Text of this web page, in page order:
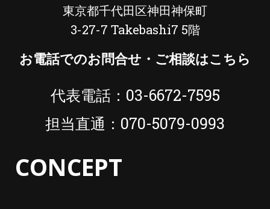
東京都千代田区神田神保町
3-27-7 Takebashi7 5階
お電話でのお問合せ・ご相談はこちら
代表電話：03-6672-7595
担当直通：070-5079-0993
CONCEPT